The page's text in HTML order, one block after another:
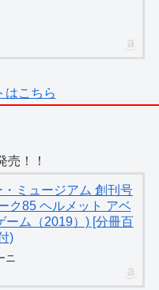
はこちら
売！！
ミュージアム 創刊号
ク85 ヘルメット アベ
ーム（2019）) [分冊百
)
ニ